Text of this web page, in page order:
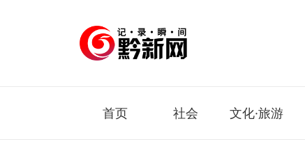
首页 社会 文化·旅游